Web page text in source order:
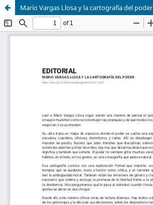
Mario Vargas Llosa y la cartografía del poder